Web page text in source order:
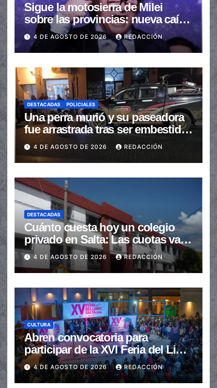
Sigue la motosierra de Milei
sobre las provincias: nueva caída
de las transferencias no
automáticas
4 DE AGOSTO DE 2026 REDACCIÓN
DESTACADAS POLICIALES
Una perra murió y su paseadora
fue arrastrada tras ser embestidas
en la senda peatonal
4 DE AGOSTO DE 2026 REDACCIÓN
DESTACADAS
Cuánto cuesta hoy un colegio
privado en Salta: Las cuotas van
de $110.000 a más de $600.000
4 DE AGOSTO DE 2026 REDACCIÓN
CULTURA
Abren convocatoria para
participar de la XVI Feria del Libro
de Salta
4 DE AGOSTO DE 2026 REDACCIÓN